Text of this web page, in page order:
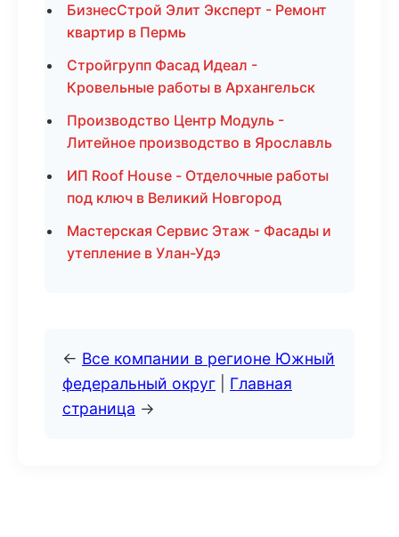
БизнесСтрой Элит Эксперт - Ремонт
квартир в Пермь
Стройгрупп Фасад Идеал -
Кровельные работы в Архангельск
Производство Центр Модуль -
Литейное производство в Ярославль
ИП Roof House - Отделочные работы
под ключ в Великий Новгород
Мастерская Сервис Этаж - Фасады и
утепление в Улан-Удэ
← Все компании в регионе Южный
федеральный округ
Главная
страница →